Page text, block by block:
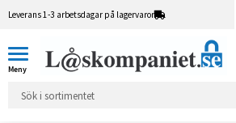
Leverans 1-3 arbetsdagar på lagervaror